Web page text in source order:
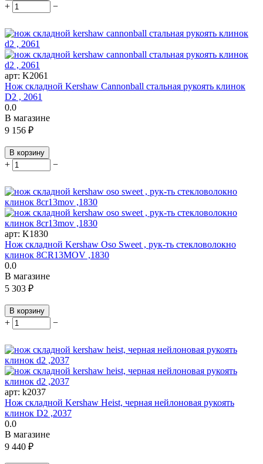
+ −
арт: K2061
Нож складной Kershaw Cannonball стальная рукоять клинок
D2 , 2061
0.0
В магазине
9 156 ₽
В корзину
+ −
арт: K1830
Нож складной Kershaw Oso Sweet , рук-ть стекловолокно
клинок 8CR13MOV ,1830
0.0
В магазине
5 303 ₽
В корзину
+ −
арт: k2037
Нож складной Kershaw Heist, черная нейлоновая рукоять
клинок D2 ,2037
0.0
В магазине
9 440 ₽